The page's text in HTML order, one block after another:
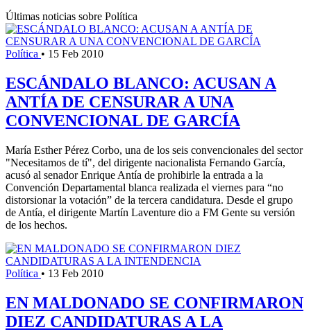
Últimas noticias sobre Política
Política • 15 Feb 2010
ESCÁNDALO BLANCO: ACUSAN A
ANTÍA DE CENSURAR A UNA
CONVENCIONAL DE GARCÍA
María Esther Pérez Corbo, una de los seis convencionales del sector
"Necesitamos de tí", del dirigente nacionalista Fernando García,
acusó al senador Enrique Antía de prohibirle la entrada a la
Convención Departamental blanca realizada el viernes para “no
distorsionar la votación” de la tercera candidatura. Desde el grupo
de Antía, el dirigente Martín Laventure dio a FM Gente su versión
de los hechos.
Política • 13 Feb 2010
EN MALDONADO SE CONFIRMARON
DIEZ CANDIDATURAS A LA